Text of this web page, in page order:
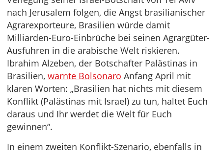
nach Jerusalem folgen, die Angst brasilianischer
Agrarexporteure, Brasilien würde damit
Milliarden-Euro-Einbrüche bei seinen Agrargüter-
Ausfuhren in die arabische Welt riskieren.
Ibrahim Alzeben, der Botschafter Palästinas in
Brasilien, warnte Bolsonaro Anfang April mit
klaren Worten: „Brasilien hat nichts mit diesem
Konflikt (Palästinas mit Israel) zu tun, haltet Euch
daraus und Ihr werdet die Welt für Euch
gewinnen“.
In einem zweiten Konflikt-Szenario, ebenfalls in